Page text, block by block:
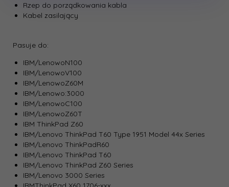
Rzep do porządkowania kabla
Kabel zasilający
Pasuje do:
IBM/LenowoN100
IBM/LenowoV100
IBM/LenowoZ60M
IBM/Lenowo:3000
IBM/LenowoC100
IBM/LenowoZ60T
IBM ThinkPad Z60
IBM/Lenovo ThinkPad T60 Type 1951 Model 44x Series
IBM/Lenovo ThinkPadR60
IBM/Lenovo ThinkPad T60
IBM/Lenovo ThinkPad Z60 Series
IBM/Lenovo 3000 Series